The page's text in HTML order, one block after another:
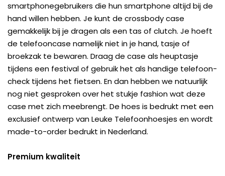
smartphonegebruikers die hun smartphone altijd bij de
hand willen hebben. Je kunt de crossbody case
gemakkelijk bij je dragen als een tas of clutch. Je hoeft
de telefooncase namelijk niet in je hand, tasje of
broekzak te bewaren. Draag de case als heuptasje
tijdens een festival of gebruik het als handige telefoon-
check tijdens het fietsen. En dan hebben we natuurlijk
nog niet gesproken over het stukje fashion wat deze
case met zich meebrengt. De hoes is bedrukt met een
exclusief ontwerp van Leuke Telefoonhoesjes en wordt
made-to-order bedrukt in Nederland.
Premium kwaliteit